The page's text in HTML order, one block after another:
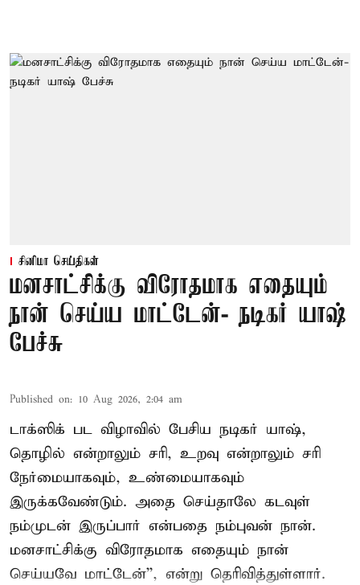
சினிமா செய்திகள்
மனசாட்சிக்கு விரோதமாக எதையும்
நான் செய்ய மாட்டேன்- நடிகர் யாஷ்
பேச்சு
Published on: 10 Aug 2026, 2:04 am
டாக்ஸிக் பட விழாவில் பேசிய நடிகர் யாஷ்,
தொழில் என்றாலும் சரி, உறவு என்றாலும் சரி
நேர்மையாகவும், உண்மையாகவும்
இருக்கவேண்டும். அதை செய்தாலே கடவுள்
நம்முடன் இருப்பார் என்பதை நம்புவன் நான்.
மனசாட்சிக்கு விரோதமாக எதையும் நான்
செய்யவே மாட்டேன்'', என்று தெரிவித்துள்ளார்.